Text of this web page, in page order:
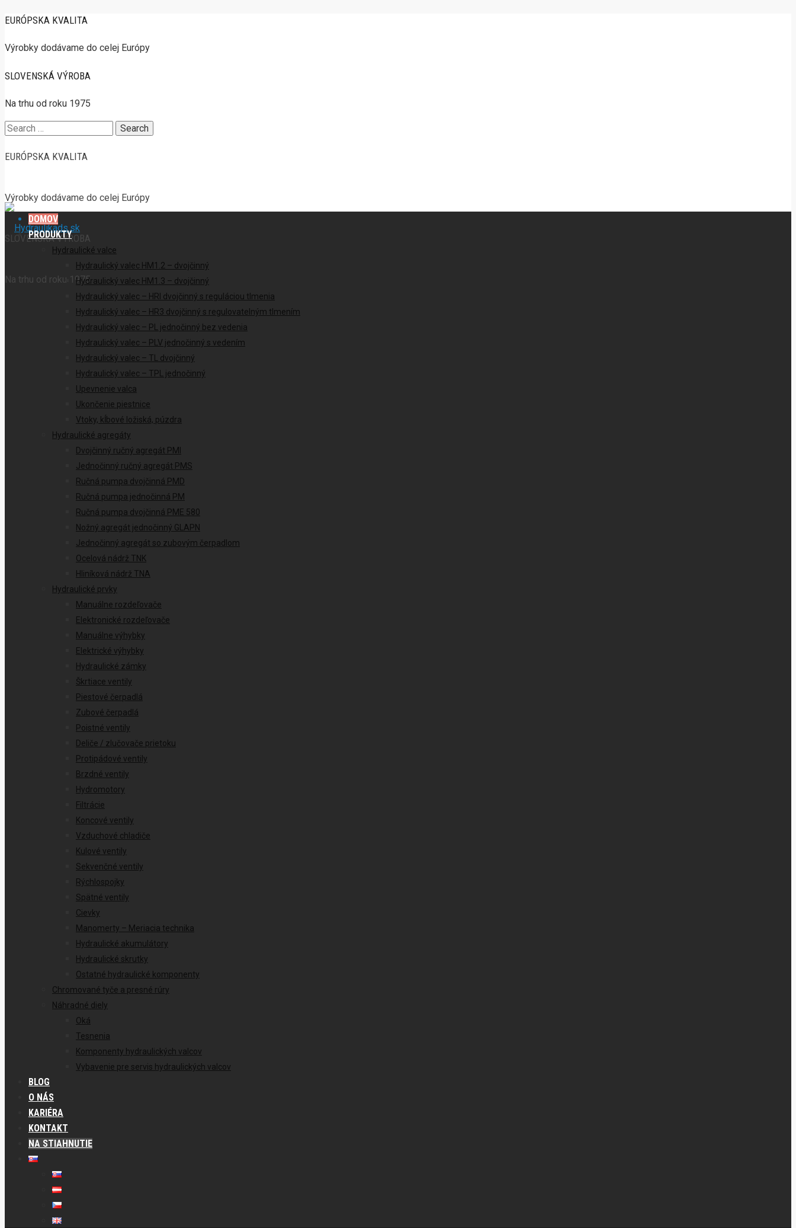
EURÓPSKA KVALITA
Výrobky dodávame do celej Európy
SLOVENSKÁ VÝROBA
Na trhu od roku 1975
Search
EURÓPSKA KVALITA
Výrobky dodávame do celej Európy
SLOVENSKÁ VÝROBA
Na trhu od roku 1975
DOMOV
PRODUKTY
Hydraulické valce
Hydraulický valec HM1.2 – dvojčinný
Hydraulický valec HM1.3 – dvojčinný
Hydraulický valec – HRI dvojčinný s reguláciou tlmenia
Hydraulický valec – HR3 dvojčinný s regulovatelným tlmením
Hydraulický valec – PL jednočinný bez vedenia
Hydraulický valec – PLV jednočinný s vedením
Hydraulický valec – TL dvojčinný
Hydraulický valec – TPL jednočinný
Upevnenie valca
Ukončenie piestnice
Vtoky, kĺbové ložiská, púzdra
Hydraulické agregáty
Dvojčinný ručný agregát PMI
Jednočinný ručný agregát PMS
Ručná pumpa dvojčinná PMD
Ručná pumpa jednočinná PM
Ručná pumpa dvojčinná PME 580
Nožný agregát jednočinný GLAPN
Jednočinný agregát so zubovým čerpadlom
Ocelová nádrž TNK
Hliníková nádrž TNA
Hydraulické prvky
Manuálne rozdeľovače
Elektronické rozdeľovače
Manuálne výhybky
Elektrické výhybky
Hydraulické zámky
Škrtiace ventily
Piestové čerpadlá
Zubové čerpadlá
Poistné ventily
Deliče / zlučovače prietoku
Protipádové ventily
Brzdné ventily
Hydromotory
Filtrácie
Koncové ventily
Vzduchové chladiče
Kulové ventily
Sekvenčné ventily
Rýchlospojky
Spätné ventily
Cievky
Manomerty – Meriacia technika
Hydraulické akumulátory
Hydraulické skrutky
Ostatné hydraulické komponenty
Chromované tyče a presné rúry
Náhradné diely
Oká
Tesnenia
Komponenty hydraulických valcov
Vybavenie pre servis hydraulických valcov
BLOG
O NÁS
KARIÉRA
KONTAKT
NA STIAHNUTIE